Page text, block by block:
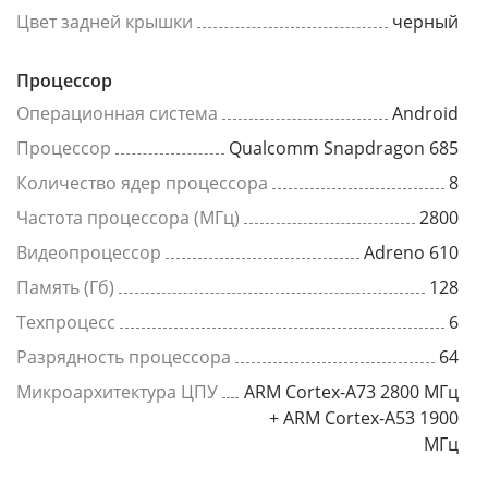
Цвет задней крышки
черный
Процессор
Операционная система
Android
Процессор
Qualcomm Snapdragon 685
Количество ядер процессора
8
Частота процессора (МГц)
2800
Видеопроцессор
Adreno 610
Память (Гб)
128
Техпроцесс
6
Разрядность процессора
64
Микроархитектура ЦПУ
ARM Cortex-A73 2800 МГц
+ ARM Cortex-A53 1900
МГц